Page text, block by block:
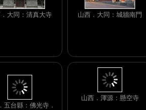
大同：清真大寺
山西．大同：城牆南門